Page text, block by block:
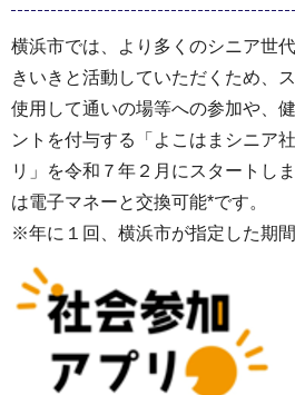
横浜市では、より多くのシニア世
きいきと活動していただくため、
使用して通いの場等への参加や、
ントを付与する「よこはまシニア
リ」を令和７年２月にスタートし
は電子マネーと交換可能*です。
※年に１回、横浜市が指定した期